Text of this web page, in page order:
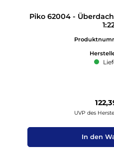
Piko 62004 -
UVP des
In den